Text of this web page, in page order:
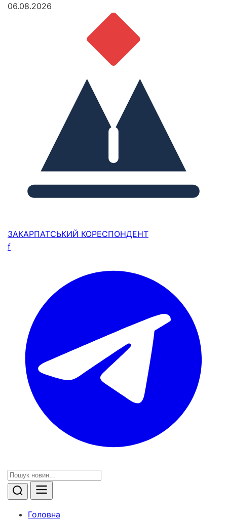
06.08.2026
ЗАКАРПАТСЬКИЙ КОРЕСПОНДЕНТ
f
Головна